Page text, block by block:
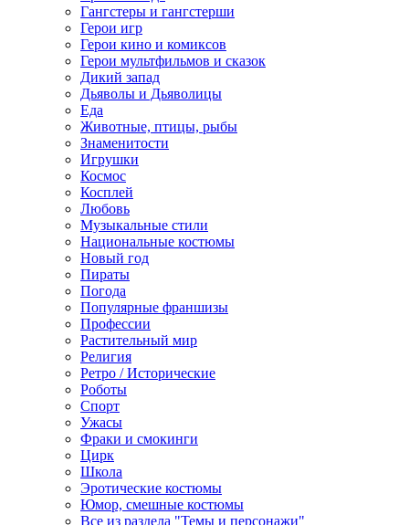
Гангстеры и гангстерши
Герои игр
Герои кино и комиксов
Герои мультфильмов и сказок
Дикий запад
Дьяволы и Дьяволицы
Еда
Животные, птицы, рыбы
Знаменитости
Игрушки
Космос
Косплей
Любовь
Музыкальные стили
Национальные костюмы
Новый год
Пираты
Погода
Популярные франшизы
Профессии
Растительный мир
Религия
Ретро / Исторические
Роботы
Спорт
Ужасы
Фраки и смокинги
Цирк
Школа
Эротические костюмы
Юмор, смешные костюмы
Все из раздела "Темы и персонажи"